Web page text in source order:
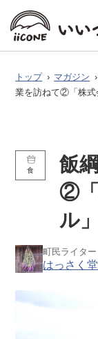
マガジ
ン公式
アク
セス
トップ › マガジン ›
業を訪ねて②「株式
食
飯
②「
ル」
町民ライター
はっさく